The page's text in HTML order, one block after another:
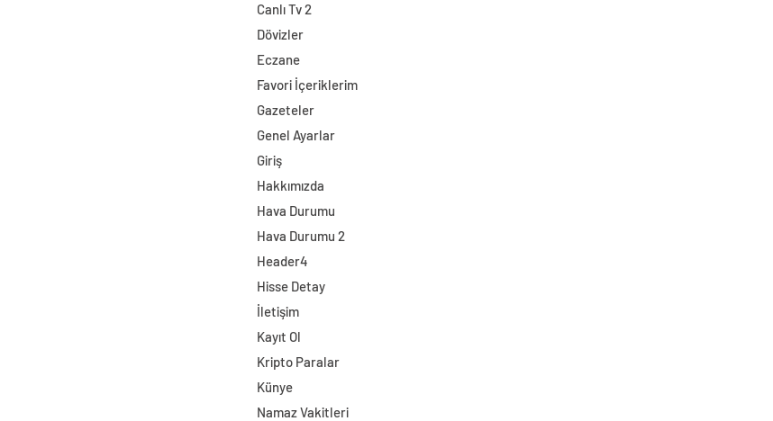
Canlı Tv 2
Dövizler
Eczane
Favori İçeriklerim
Gazeteler
Genel Ayarlar
Giriş
Hakkımızda
Hava Durumu
Hava Durumu 2
Header4
Hisse Detay
İletişim
Kayıt Ol
Kripto Paralar
Künye
Namaz Vakitleri